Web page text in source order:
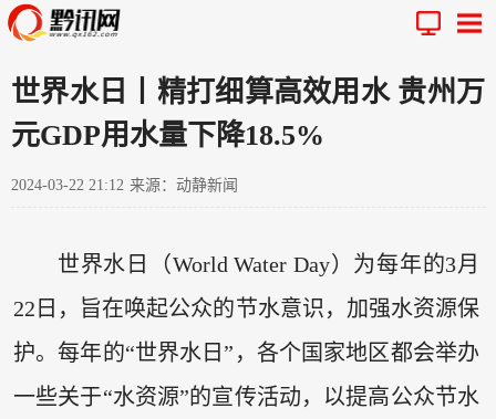
世界水日丨精打细算高效用水 贵州万
元GDP用水量下降18.5%
2024-03-22 21:12 来源：动静新闻
世界水日（World Water Day）为每年的3月
22日，旨在唤起公众的节水意识，加强水资源保
护。每年的“世界水日”，各个国家地区都会举办
一些关于“水资源”的宣传活动，以提高公众节水